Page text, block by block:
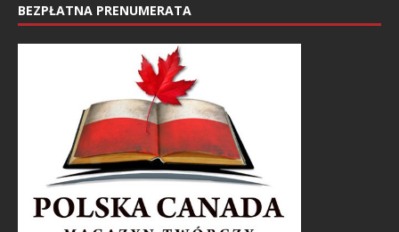
BEZPŁATNA PRENUMERATA